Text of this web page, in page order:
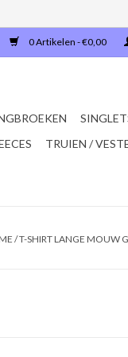
0 Artikelen - €0,00
TRUIEN /
/T-SHIRT LANGE MOUW